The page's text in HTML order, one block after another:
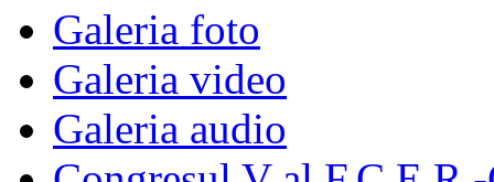
Galeria foto
Galeria video
Galeria audio